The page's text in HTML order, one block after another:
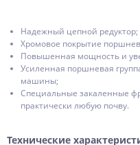
Надежный цепной редуктор;
Хромовое покрытие
Повышенная мощность и
Усиленная поршневая
машины;
Специальные закаленные
практически любую почву.
Технические